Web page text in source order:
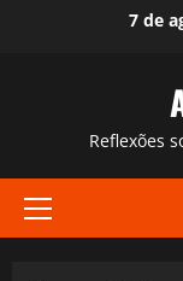
7 de
Reflexões
Primary